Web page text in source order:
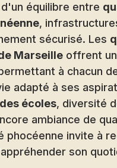
équilibre entre
,
sécurisé. Les
Marseille offrent
à chacun
adapté à ses
écoles, diversité
ambiance de
phocéenne invite à
son